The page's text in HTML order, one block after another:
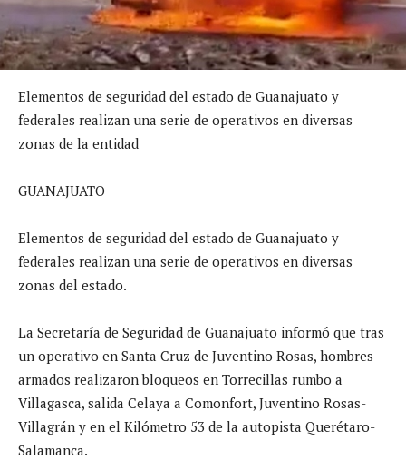
Elementos de seguridad del estado de Guanajuato y
federales realizan una serie de operativos en diversas
zonas de la entidad
GUANAJUATO
Elementos de seguridad del estado de Guanajuato y
federales realizan una serie de operativos en diversas
zonas del estado.
La Secretaría de Seguridad de Guanajuato informó que tras
un operativo en Santa Cruz de Juventino Rosas, hombres
armados realizaron bloqueos en Torrecillas rumbo a
Villagasca, salida Celaya a Comonfort, Juventino Rosas-
Villagrán y en el Kilómetro 53 de la autopista Querétaro-
Salamanca.